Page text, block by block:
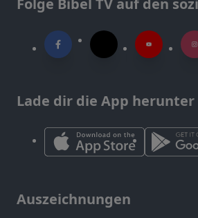
Folge Bibel TV auf den
Lade dir die App herunter
Auszeichnungen